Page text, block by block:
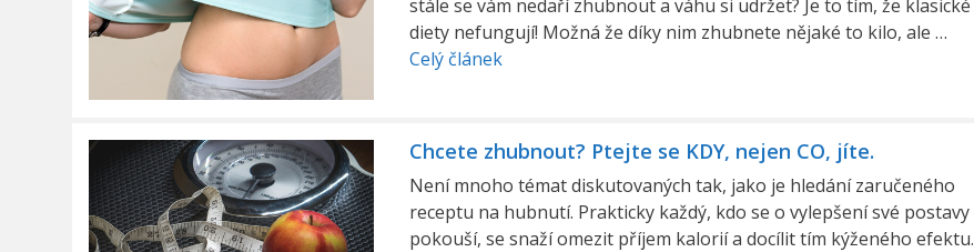
stále se vám nedaří zhubnout a váhu si udržet? Je to tím, že klasické
diety nefungují! Možná že díky nim zhubnete nějaké to kilo, ale …
Celý článek
Chcete zhubnout? Ptejte se KDY, nejen CO, jíte.
Není mnoho témat diskutovaných tak, jako je hledání zaručeného
receptu na hubnutí. Prakticky každý, kdo se o vylepšení své postavy
pokouší, se snaží omezit příjem kalorií a docílit tím kýženého efektu.